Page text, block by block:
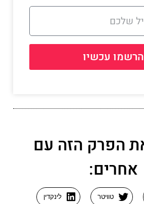
הרשמו עכשיו
הפרק הזה עם
אחרים:
טוויטר לינקדין